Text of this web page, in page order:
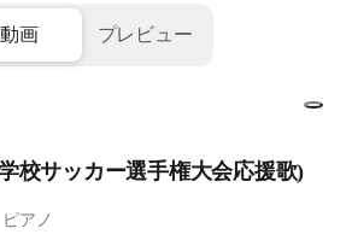
1/6
動画 プレビュー
校サッカー選手権大会応援歌)
ピアノ